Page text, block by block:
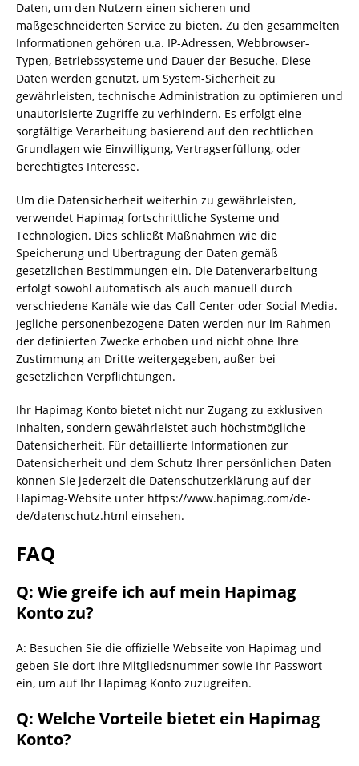
Daten, um den Nutzern einen sicheren und
maßgeschneiderten Service zu bieten. Zu den gesammelten
Informationen gehören u.a. IP-Adressen, Webbrowser-
Typen, Betriebssysteme und Dauer der Besuche. Diese
Daten werden genutzt, um System-Sicherheit zu
gewährleisten, technische Administration zu optimieren und
unautorisierte Zugriffe zu verhindern. Es erfolgt eine
sorgfältige Verarbeitung basierend auf den rechtlichen
Grundlagen wie Einwilligung, Vertragserfüllung, oder
berechtigtes Interesse.
Um die Datensicherheit weiterhin zu gewährleisten,
verwendet Hapimag fortschrittliche Systeme und
Technologien. Dies schließt Maßnahmen wie die
Speicherung und Übertragung der Daten gemäß
gesetzlichen Bestimmungen ein. Die Datenverarbeitung
erfolgt sowohl automatisch als auch manuell durch
verschiedene Kanäle wie das Call Center oder Social Media.
Jegliche personenbezogene Daten werden nur im Rahmen
der definierten Zwecke erhoben und nicht ohne Ihre
Zustimmung an Dritte weitergegeben, außer bei
gesetzlichen Verpflichtungen.
Ihr Hapimag Konto bietet nicht nur Zugang zu exklusiven
Inhalten, sondern gewährleistet auch höchstmögliche
Datensicherheit. Für detaillierte Informationen zur
Datensicherheit und dem Schutz Ihrer persönlichen Daten
können Sie jederzeit die Datenschutzerklärung auf der
Hapimag-Website unter https://www.hapimag.com/de-
de/datenschutz.html einsehen.
FAQ
Q: Wie greife ich auf mein Hapimag
Konto zu?
A: Besuchen Sie die offizielle Webseite von Hapimag und
geben Sie dort Ihre Mitgliedsnummer sowie Ihr Passwort
ein, um auf Ihr Hapimag Konto zuzugreifen.
Q: Welche Vorteile bietet ein Hapimag
Konto?